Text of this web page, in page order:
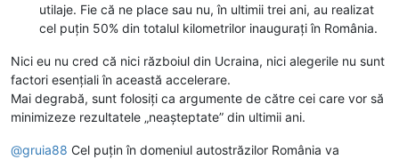
utilaje. Fie că ne place sau nu, în ultimii trei ani, au realizat
cel puțin 50% din totalul kilometrilor inaugurați în România.
Nici eu nu cred că nici războiul din Ucraina, nici alegerile nu sunt
factori esențiali în această accelerare.
Mai degrabă, sunt folosiți ca argumente de către cei care vor să
minimizeze rezultatele „neașteptate” din ultimii ani.
@gruia88 Cel puțin în domeniul autostrăzilor România va